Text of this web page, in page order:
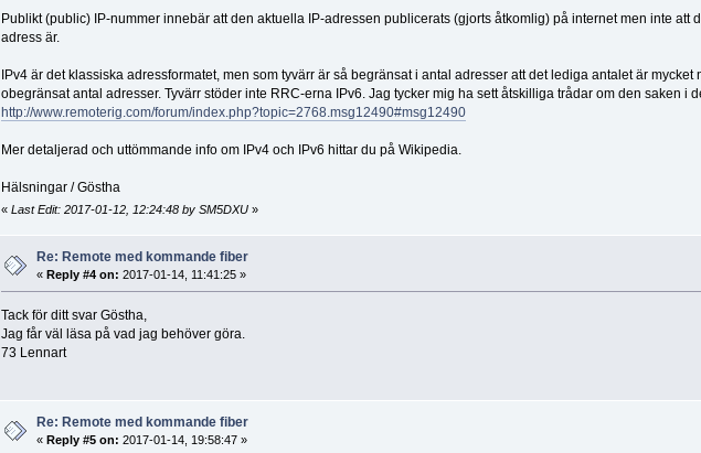
Publikt (public) IP-nummer innebär att den aktuella IP-adressen publicerats (gjorts åtkomlig) på internet men inte att
adress är.
IPv4 är det klassiska adressformatet, men som tyvärr är så begränsat i antal adresser att det lediga antalet är
obegränsat antal adresser. Tyvärr stöder inte RRC-erna IPv6. Jag tycker mig ha sett åtskilliga trådar om den saken i
http://www.remoterig.com/forum/index.php?topic=2768.msg12490#msg12490
Mer detaljerad och uttömmande info om IPv4 och IPv6 hittar du på Wikipedia.
Hälsningar / Göstha
« Last Edit: 2017-01-12, 12:24:48 by SM5DXU»
Re: Remote med kommande fiber
«Reply #4 on: 2017-01-14, 11:41:25 »
Tack för ditt svar Göstha,
Jag får väl läsa på vad jag behöver göra.
73 Lennart
Re: Remote med kommande fiber
«Reply #5 on: 2017-01-14, 19:58:47 »